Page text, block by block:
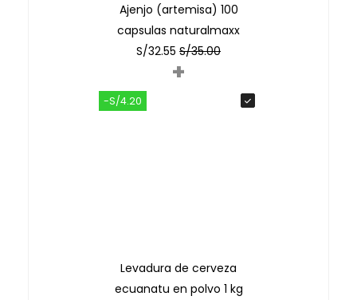
Ajenjo (artemisa) 100
capsulas naturalmaxx
S/32.55 S/35.00
+
-S/4.20
Levadura de cerveza
ecuanatu en polvo 1 kg